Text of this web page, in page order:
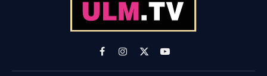
FacebookInstagram
X
(Twitter)
YouTube